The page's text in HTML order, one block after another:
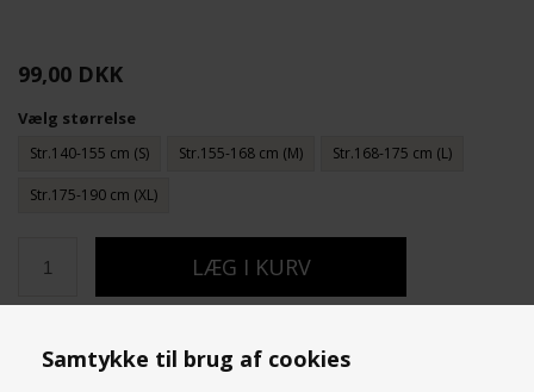
Samtykke til brug af cookies
99,00 DKK
Vælg størrelse
Str.140-155 cm (S) Str.155-168 cm (M) Str.168-175 cm (L)
Str.175-190 cm (XL)